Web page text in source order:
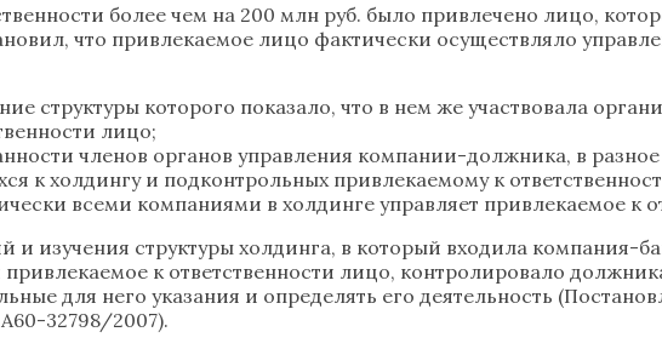
более чем на 200 млн руб. было привлечено лицо,
что привлекаемое лицо фактически осуществляло
структуры которого показало, что в нем же участвовала
лицо;
членов органов управления компании-должника, в
к холдингу и подконтрольных привлекаемому к
всеми компаниями в холдинге управляет привлекаемое к
изучения структуры холдинга, в который входила компания-
к ответственности лицо, контролировало
для него указания и определять его деятельность
32798/2007).